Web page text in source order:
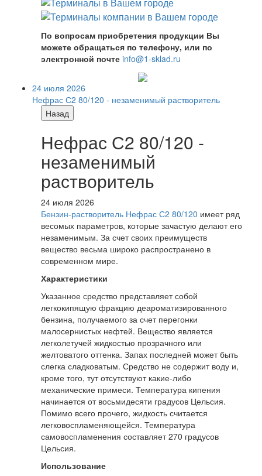
По вопросам приобретения продукции Вы
можете обращаться по телефону, или по
электронной почте info@1-sklad.ru
24 июля 2026
Нефрас С2 80/120 - незаменимый растворитель
Назад
Нефрас С2 80/120 -
незаменимый
растворитель
24 июля 2026
Бензин-растворитель Нефрас С2 80/120 имеет ряд
весомых параметров, которые зачастую делают его
незаменимым. За счет своих преимуществ
вещество весьма широко распространено в
современном мире.
Характеристики
Указанное средство представляет собой
легкокипящую фракцию деароматизированного
бензина, получаемого за счет перегонки
малосернистых нефтей. Вещество является
легколетучей жидкостью прозрачного или
желтоватого оттенка. Запах последней может быть
слегка сладковатым. Средство не содержит воду и,
кроме того, тут отсутствуют какие-либо
механические примеси. Температура кипения
начинается от восьмидесяти градусов Цельсия.
Помимо всего прочего, жидкость считается
легковоспламеняющейся. Температура
самовоспламенения составляет 270 градусов
Цельсия.
Использование